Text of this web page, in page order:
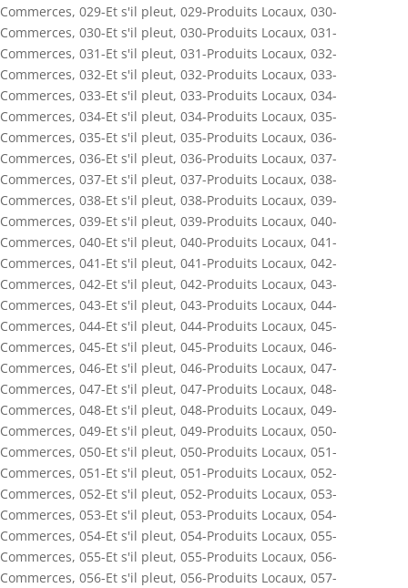
Commerces, 029-Et s'il pleut, 029-Produits Locaux, 030-
Commerces, 030-Et s'il pleut, 030-Produits Locaux, 031-
Commerces, 031-Et s'il pleut, 031-Produits Locaux, 032-
Commerces, 032-Et s'il pleut, 032-Produits Locaux, 033-
Commerces, 033-Et s'il pleut, 033-Produits Locaux, 034-
Commerces, 034-Et s'il pleut, 034-Produits Locaux, 035-
Commerces, 035-Et s'il pleut, 035-Produits Locaux, 036-
Commerces, 036-Et s'il pleut, 036-Produits Locaux, 037-
Commerces, 037-Et s'il pleut, 037-Produits Locaux, 038-
Commerces, 038-Et s'il pleut, 038-Produits Locaux, 039-
Commerces, 039-Et s'il pleut, 039-Produits Locaux, 040-
Commerces, 040-Et s'il pleut, 040-Produits Locaux, 041-
Commerces, 041-Et s'il pleut, 041-Produits Locaux, 042-
Commerces, 042-Et s'il pleut, 042-Produits Locaux, 043-
Commerces, 043-Et s'il pleut, 043-Produits Locaux, 044-
Commerces, 044-Et s'il pleut, 044-Produits Locaux, 045-
Commerces, 045-Et s'il pleut, 045-Produits Locaux, 046-
Commerces, 046-Et s'il pleut, 046-Produits Locaux, 047-
Commerces, 047-Et s'il pleut, 047-Produits Locaux, 048-
Commerces, 048-Et s'il pleut, 048-Produits Locaux, 049-
Commerces, 049-Et s'il pleut, 049-Produits Locaux, 050-
Commerces, 050-Et s'il pleut, 050-Produits Locaux, 051-
Commerces, 051-Et s'il pleut, 051-Produits Locaux, 052-
Commerces, 052-Et s'il pleut, 052-Produits Locaux, 053-
Commerces, 053-Et s'il pleut, 053-Produits Locaux, 054-
Commerces, 054-Et s'il pleut, 054-Produits Locaux, 055-
Commerces, 055-Et s'il pleut, 055-Produits Locaux, 056-
Commerces, 056-Et s'il pleut, 056-Produits Locaux, 057-